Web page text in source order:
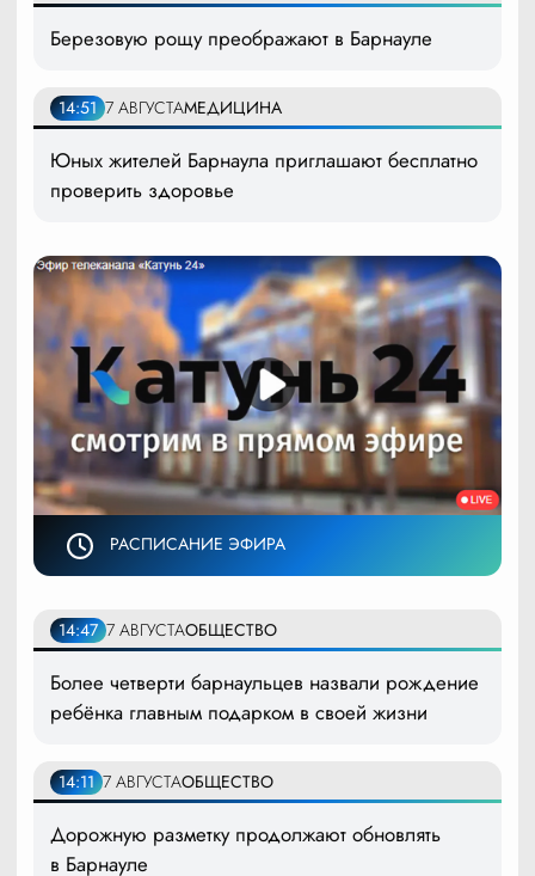
Березовую рощу преображают в Барнауле
14:51 7 АВГУСТАМЕДИЦИНА
Юных жителей Барнаула приглашают бесплатно
проверить здоровье
РАСПИСАНИЕ ЭФИРА
14:47 7 АВГУСТАОБЩЕСТВО
Более четверти барнаульцев назвали рождение
ребёнка главным подарком в своей жизни
14:11 7 АВГУСТАОБЩЕСТВО
Дорожную разметку продолжают обновлять
в Барнауле